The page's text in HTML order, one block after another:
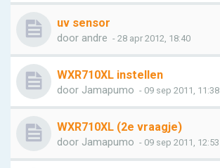
uv sensor
door andre - 28 apr 2012, 18:40
WXR710XL instellen
door Jamapumo - 09 sep 2011, 11:38
WXR710XL (2e vraagje)
door Jamapumo - 09 sep 2011, 12:53